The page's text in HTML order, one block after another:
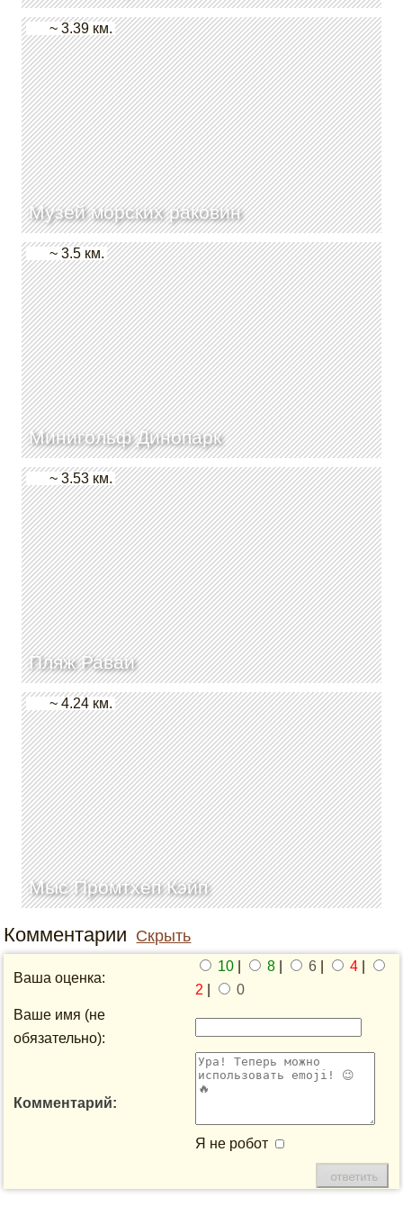
Музей морских раковин
~ 3.39 км.
Минигольф Динопарк
~ 3.5 км.
Пляж Раваи
~ 3.53 км.
Мыс Промтхеп Кэйп
~ 4.24 км.
Комментарии Скрыть
Ваша оценка:
10 8 6 4
2
0
Ваше имя (не
обязательно):
Комментарий:
Я не робот